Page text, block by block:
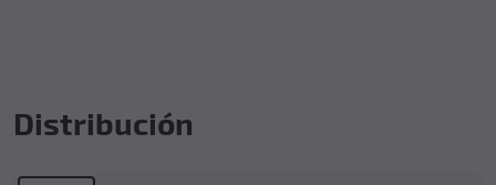
Distribución